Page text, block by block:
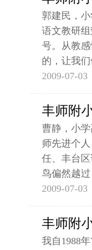
郭建民，
语文教研
号。从教
的，让我
2009-07-03
丰师附
曹静，小
师先进个
任、丰台
鸟偏然越
2009-07-03
丰师附
我自1988